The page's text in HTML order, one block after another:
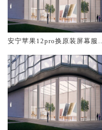
安宁苹果12pro换原装屏幕服务